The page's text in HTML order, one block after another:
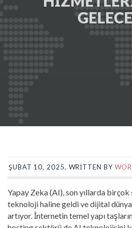
ŞUBAT 10, 2025, WRITTEN BY
Yapay Zeka (AI), son yıllarda
teknoloji haline geldi ve dijital
artıyor. İnternetin temel yapı